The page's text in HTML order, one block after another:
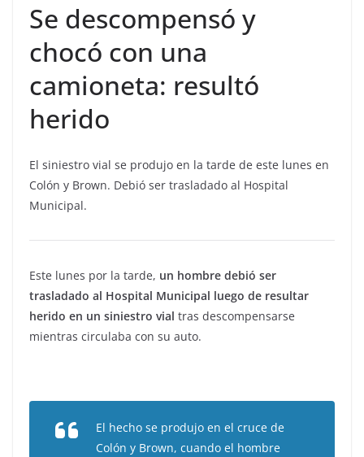
Se descompensó y
chocó con una
camioneta: resultó
herido
El siniestro vial se produjo en la tarde de este lunes en
Colón y Brown. Debió ser trasladado al Hospital
Municipal.
Este lunes por la tarde, un hombre debió ser
trasladado al Hospital Municipal luego de resultar
herido en un siniestro vial tras descompensarse
mientras circulaba con su auto.
El hecho se produjo en el cruce de
Colón y Brown, cuando el hombre